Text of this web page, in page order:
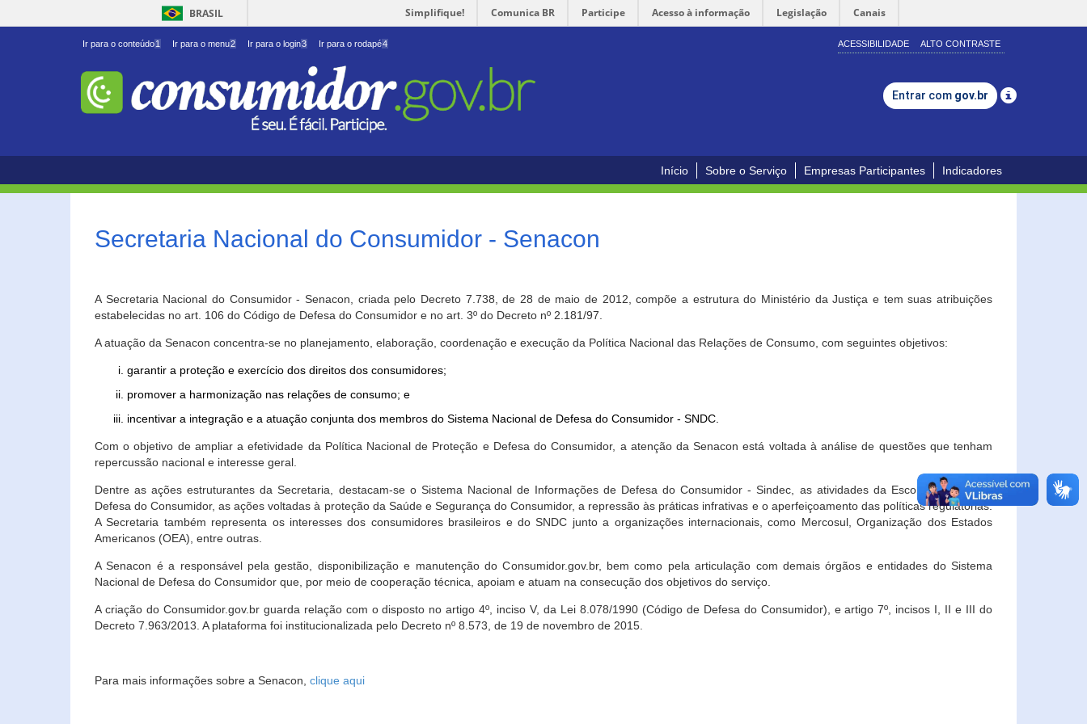
BRASIL Simplifique! Comunica BR Participe Acesso à informação Legislação Canais
Ir para o conteúdo1 Ir para o menu2 Ir para o login3 Ir para o rodapé4 ACESSIBILIDADE ALTO CONTRASTE
Entrar com gov.br
Início Sobre o Serviço Empresas Participantes Indicadores
Secretaria Nacional do Consumidor - Senacon
A Secretaria Nacional do Consumidor - Senacon, criada pelo Decreto 7.738, de 28 de maio de 2012, compõe a estrutura do Ministério da Justiça e tem suas atribuições
estabelecidas no art. 106 do Código de Defesa do Consumidor e no art. 3º do Decreto nº 2.181/97.
A atuação da Senacon concentra-se no planejamento, elaboração, coordenação e execução da Política Nacional das Relações de Consumo, com seguintes objetivos:
garantir a proteção e exercício dos direitos dos consumidores;
promover a harmonização nas relações de consumo; e
incentivar a integração e a atuação conjunta dos membros do Sistema Nacional de Defesa do Consumidor - SNDC.
Com o objetivo de ampliar a efetividade da Política Nacional de Proteção e Defesa do Consumidor, a atenção da Senacon está voltada à análise de questões que tenham
repercussão nacional e interesse geral.
Dentre as ações estruturantes da Secretaria, destacam-se o Sistema Nacional de Informações de Defesa do Consumidor - Sindec, as atividades da Escola Nacional de
Defesa do Consumidor, as ações voltadas à proteção da Saúde e Segurança do Consumidor, a repressão às práticas infrativas e o aperfeiçoamento das políticas regulatórias.
A Secretaria também representa os interesses dos consumidores brasileiros e do SNDC junto a organizações internacionais, como Mercosul, Organização dos Estados
Americanos (OEA), entre outras.
A Senacon é a responsável pela gestão, disponibilização e manutenção do Consumidor.gov.br, bem como pela articulação com demais órgãos e entidades do Sistema
Nacional de Defesa do Consumidor que, por meio de cooperação técnica, apoiam e atuam na consecução dos objetivos do serviço.
A criação do Consumidor.gov.br guarda relação com o disposto no artigo 4º, inciso V, da Lei 8.078/1990 (Código de Defesa do Consumidor), e artigo 7º, incisos I, II e III do
Decreto 7.963/2013. A plataforma foi institucionalizada pelo Decreto nº 8.573, de 19 de novembro de 2015.
Para mais informações sobre a Senacon, clique aqui